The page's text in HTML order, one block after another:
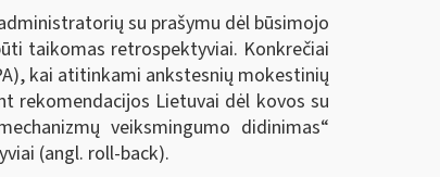
su prašymu dėl būsimojo
taikomas retrospektyviai. Konkrečiai
kai atitinkami ankstesnių mokestinių
rekomendacijos Lietuvai dėl kovos su
veiksmingumo didinimas“
(angl. roll-back).